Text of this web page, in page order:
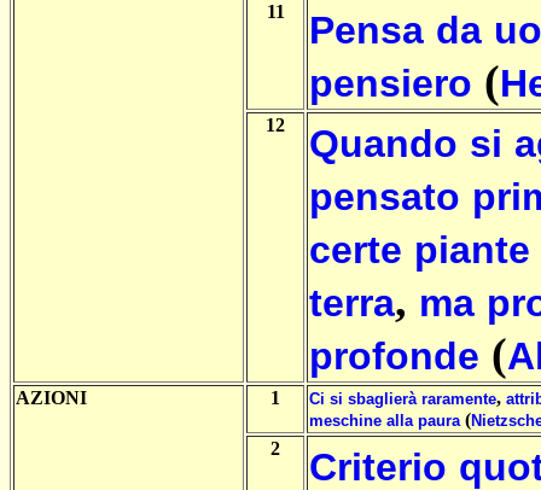
11 Pensa da
pensiero (
12 Quando si
pensato
certe piante
terra, ma
profonde (
AZIONI 1 Ci si sbaglierà raramente,
meschine alla paura (
2 Criterio